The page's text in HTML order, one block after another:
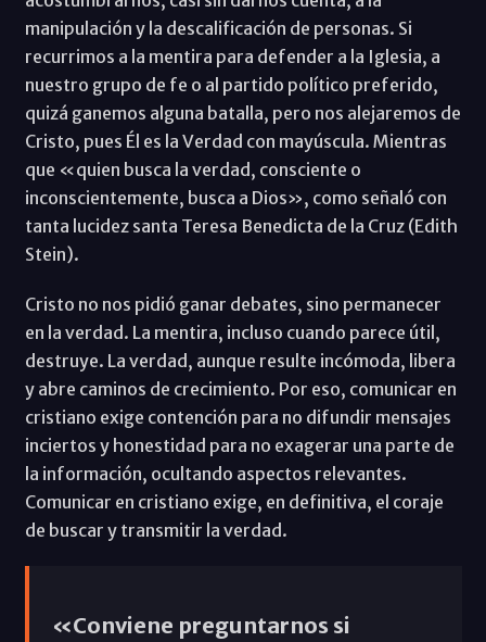
manipulación y la descalificación de personas. Si
recurrimos a la mentira para defender a la Iglesia, a
nuestro grupo de fe o al partido político preferido,
quizá ganemos alguna batalla, pero nos alejaremos de
Cristo, pues Él es la Verdad con mayúscula. Mientras
que «quien busca la verdad, consciente o
inconscientemente, busca a Dios», como señaló con
tanta lucidez santa Teresa Benedicta de la Cruz (Edith
Stein).
Cristo no nos pidió ganar debates, sino permanecer
en la verdad. La mentira, incluso cuando parece útil,
destruye. La verdad, aunque resulte incómoda, libera
y abre caminos de crecimiento. Por eso, comunicar en
cristiano exige contención para no difundir mensajes
inciertos y honestidad para no exagerar una parte de
la información, ocultando aspectos relevantes.
Comunicar en cristiano exige, en definitiva, el coraje
de buscar y transmitir la verdad.
«Conviene preguntarnos si